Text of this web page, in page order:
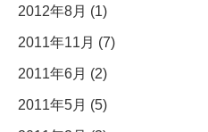
2012年8月 (1)
2011年11月 (7)
2011年6月 (2)
2011年5月 (5)